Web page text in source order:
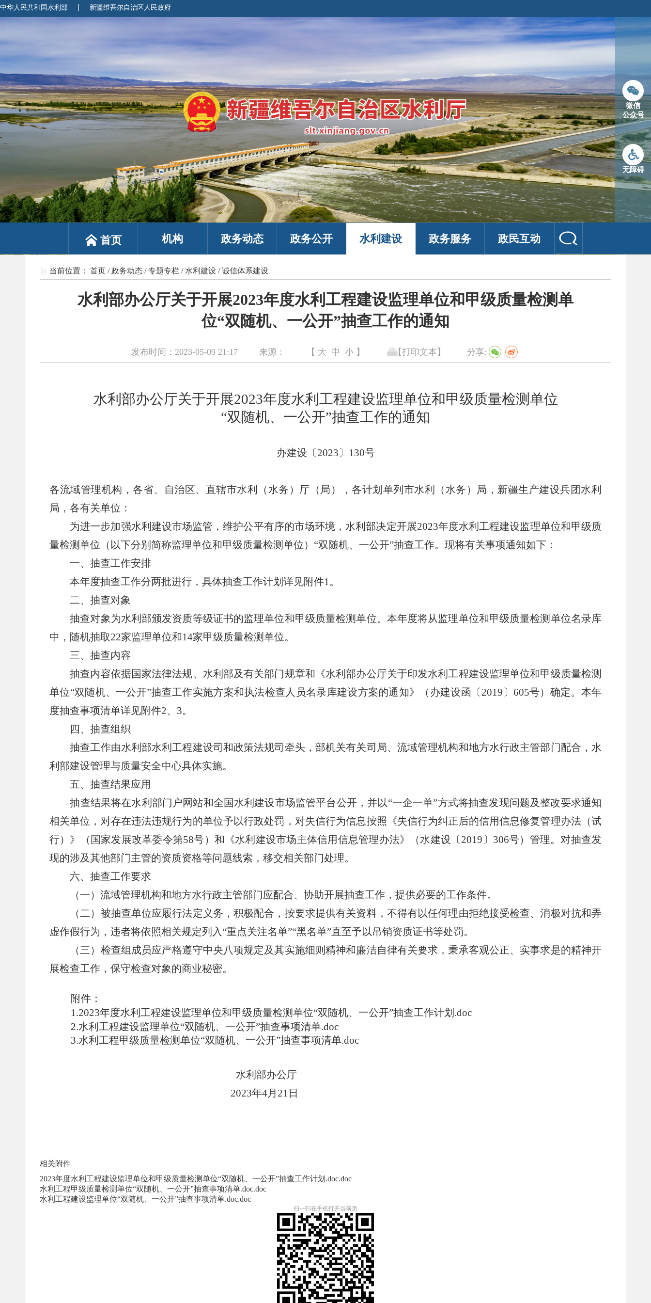
中华人民共和国水利部 新疆维吾尔自治区人民政府
首页 机构 政务动态 政务公开 水利建设 政务服务 政民互动
微信
公众号
无障碍
当前位置： 首页 /政务动态 /专题专栏 / 水利建设 /诚信体系建设
水利部办公厅关于开展2023年度水利工程建设监理单位和甲级质量检测单
位“双随机、一公开”抽查工作的通知
发布时间：2023-05-09 21:17 来源： 【 大 中 小 】 【打印文本】 分享:
水利部办公厅关于开展2023年度水利工程建设监理单位和甲级质量检测单位
“双随机、一公开”抽查工作的通知
办建设〔2023〕130号
各流域管理机构，各省、自治区、直辖市水利（水务）厅（局），各计划单列市水利（水务）局，新疆生产建设兵团水利
局，各有关单位：
为进一步加强水利建设市场监管，维护公平有序的市场环境，水利部决定开展2023年度水利工程建设监理单位和甲级质
量检测单位（以下分别简称监理单位和甲级质量检测单位）“双随机、一公开”抽查工作。现将有关事项通知如下：
一、抽查工作安排
本年度抽查工作分两批进行，具体抽查工作计划详见附件1。
二、抽查对象
抽查对象为水利部颁发资质等级证书的监理单位和甲级质量检测单位。本年度将从监理单位和甲级质量检测单位名录库
中，随机抽取22家监理单位和14家甲级质量检测单位。
三、抽查内容
抽查内容依据国家法律法规、水利部及有关部门规章和《水利部办公厅关于印发水利工程建设监理单位和甲级质量检测
单位“双随机、一公开”抽查工作实施方案和执法检查人员名录库建设方案的通知》（办建设函〔2019〕605号）确定。本年
度抽查事项清单详见附件2、3。
四、抽查组织
抽查工作由水利部水利工程建设司和政策法规司牵头，部机关有关司局、流域管理机构和地方水行政主管部门配合，水
利部建设管理与质量安全中心具体实施。
五、抽查结果应用
抽查结果将在水利部门户网站和全国水利建设市场监管平台公开，并以“一企一单”方式将抽查发现问题及整改要求通知
相关单位，对存在违法违规行为的单位予以行政处罚，对失信行为信息按照《失信行为纠正后的信用信息修复管理办法（试
行）》（国家发展改革委令第58号）和《水利建设市场主体信用信息管理办法》（水建设〔2019〕306号）管理。对抽查发
现的涉及其他部门主管的资质资格等问题线索，移交相关部门处理。
六、抽查工作要求
（一）流域管理机构和地方水行政主管部门应配合、协助开展抽查工作，提供必要的工作条件。
（二）被抽查单位应履行法定义务，积极配合，按要求提供有关资料，不得有以任何理由拒绝接受检查、消极对抗和弄
虚作假行为，违者将依照相关规定列入“重点关注名单”“黑名单”直至予以吊销资质证书等处罚。
（三）检查组成员应严格遵守中央八项规定及其实施细则精神和廉洁自律有关要求，秉承客观公正、实事求是的精神开
展检查工作，保守检查对象的商业秘密。
附件：
1.2023年度水利工程建设监理单位和甲级质量检测单位“双随机、一公开”抽查工作计划.doc
2.水利工程建设监理单位“双随机、一公开”抽查事项清单.doc
3.水利工程甲级质量检测单位“双随机、一公开”抽查事项清单.doc
水利部办公厅
2023年4月21日
相关附件
2023年度水利工程建设监理单位和甲级质量检测单位“双随机、一公开”抽查工作计划.doc.doc
水利工程甲级质量检测单位“双随机、一公开”抽查事项清单.doc.doc
水利工程建设监理单位“双随机、一公开”抽查事项清单.doc.doc
扫一扫在手机打开当前页